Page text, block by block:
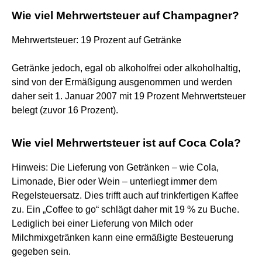
Wie viel Mehrwertsteuer auf Champagner?
Mehrwertsteuer: 19 Prozent auf Getränke
Getränke jedoch, egal ob alkoholfrei oder alkoholhaltig,
sind von der Ermäßigung ausgenommen und werden
daher seit 1. Januar 2007 mit 19 Prozent Mehrwertsteuer
belegt (zuvor 16 Prozent).
Wie viel Mehrwertsteuer ist auf Coca Cola?
Hinweis: Die Lieferung von Getränken – wie Cola,
Limonade, Bier oder Wein – unterliegt immer dem
Regelsteuersatz. Dies trifft auch auf trinkfertigen Kaffee
zu. Ein „Coffee to go“ schlägt daher mit 19 % zu Buche.
Lediglich bei einer Lieferung von Milch oder
Milchmixgetränken kann eine ermäßigte Besteuerung
gegeben sein.